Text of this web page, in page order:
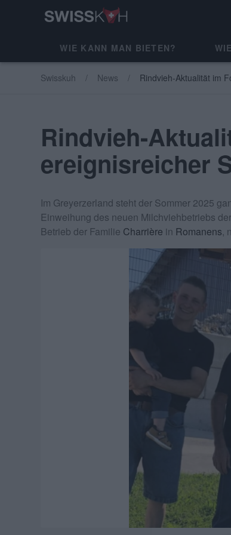
WIE KANN MAN BIETEN?
Swisskuh News Rindvieh-Aktualität im
Rindvieh-
ereignisreicher
Im Greyerzerland steht der Sommer 2025
Einweihung des neuen Milchviehbetriebs
Betrieb der Familie Charrière in Romanens,